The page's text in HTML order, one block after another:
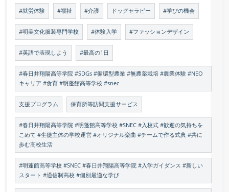
#就労体験 #福祉 #介護 ドッグセラピー #学びの機会
#明美文化服装専門学校 #体験入学 #ファッションデザイン
#英語で表現しよう #最高の1日
#春日井翔陽高等学院 #SDGs #循環型農業 #無農薬栽培 #農業体験 #NEO
キャリア #食育 #明蓬館高等学校 #snec
支援プログラム 保育所等訪問支援サービス
#春日井翔陽高等学院 #明蓬館高等学校 #SNEC #入校式 #歓迎の気持ちを
こめて #生徒主体の学校運営 #オリジナル楽曲 #チームで作る式典 #共に
歩む高校生活
#明蓬館高等学校 #SNEC #春日井翔陽高等学院 #入学ガイダンス #新しい
スタート #通信制高校 #個別最適な学び